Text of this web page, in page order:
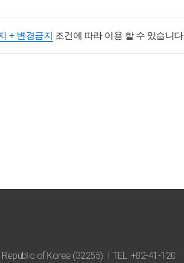
+ 변경금지 조건에 따라 이용 할 수 있습니다.
of Korea (32255) l TEL: +82-41-120